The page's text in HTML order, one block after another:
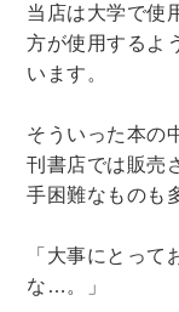
当店は大学で使
方が使用するよ
います。
そういった本の
刊書店では販売
手困難なものも
「大事にとっ
な…。」